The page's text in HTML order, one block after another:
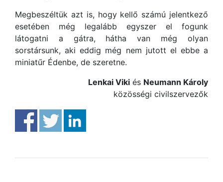
Megbeszéltük azt is, hogy kellő számú jelentkező
esetében még legalább egyszer el fogunk
látogatni a gátra, hátha van még olyan
sorstársunk, aki eddig még nem jutott el ebbe a
miniatűr Édenbe, de szeretne.
Lenkai Viki és Neumann Károly
közösségi civilszervezők